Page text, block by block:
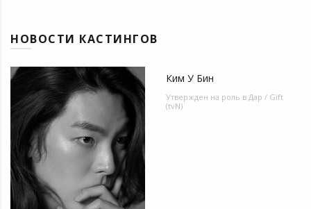
НОВОСТИ КАСТИНГОВ
Ким У Бин
Утвержден на роль в Дар / Gift
(tvN)